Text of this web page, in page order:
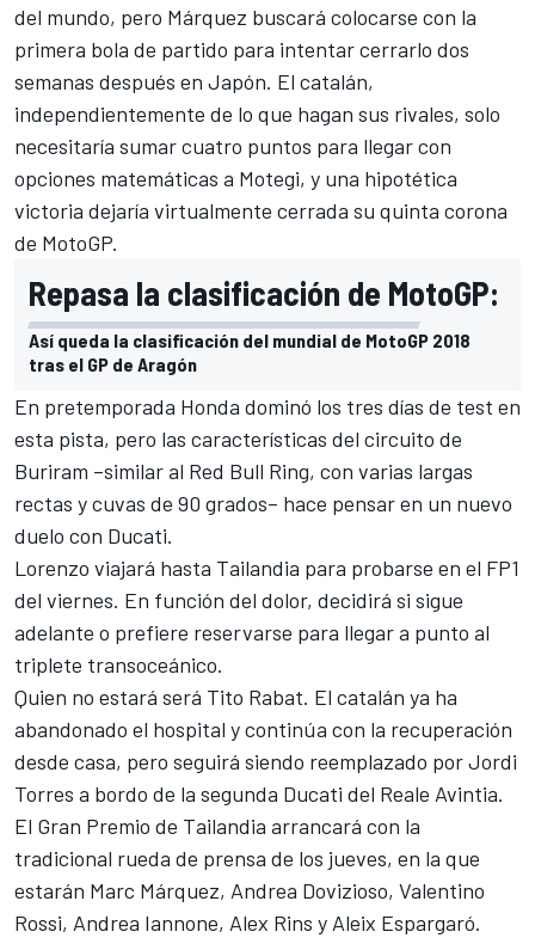
del mundo, pero Márquez buscará colocarse con la
primera bola de partido para intentar cerrarlo dos
semanas después en Japón. El catalán,
independientemente de lo que hagan sus rivales, solo
necesitaría sumar cuatro puntos para llegar con
opciones matemáticas a Motegi, y una hipotética
victoria dejaría virtualmente cerrada su quinta corona
de MotoGP.
Repasa la clasificación de MotoGP:
Así queda la clasificación del mundial de MotoGP 2018
tras el GP de Aragón
En pretemporada Honda dominó los tres días de test en
esta pista, pero las características del circuito de
Buriram –similar al Red Bull Ring, con varias largas
rectas y cuvas de 90 grados– hace pensar en un nuevo
duelo con Ducati.
Lorenzo viajará hasta Tailandia para probarse en el FP1
del viernes. En función del dolor, decidirá si sigue
adelante o prefiere reservarse para llegar a punto al
triplete transoceánico.
Quien no estará será Tito Rabat. El catalán ya ha
abandonado el hospital y continúa con la recuperación
desde casa, pero seguirá siendo reemplazado por Jordi
Torres a bordo de la segunda Ducati del Reale Avintia.
El Gran Premio de Tailandia arrancará con la
tradicional rueda de prensa de los jueves, en la que
estarán Marc Márquez, Andrea Dovizioso, Valentino
Rossi, Andrea Iannone, Alex Rins y Aleix Espargaró.